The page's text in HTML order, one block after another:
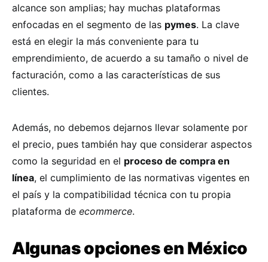
alcance son amplias; hay muchas plataformas
enfocadas en el segmento de las pymes. La clave
está en elegir la más conveniente para tu
emprendimiento, de acuerdo a su tamaño o nivel de
facturación, como a las características de sus
clientes.
Además, no debemos dejarnos llevar solamente por
el precio, pues también hay que considerar aspectos
como la seguridad en el proceso de compra en
línea, el cumplimiento de las normativas vigentes en
el país y la compatibilidad técnica con tu propia
plataforma de ecommerce.
Algunas opciones en México